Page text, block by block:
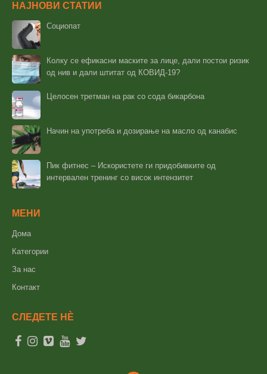
НАЈНОВИ СТАТИИ
Социопат
Колку се ефикасни маските за лице, дали постои ризик
од нив и дали штитат од КОВИД-19?
Целосен третман на рак со сода бикарбона
Начин на употреба и дозирање на масло од канабис
Пик фитнес – Искористете ги придобивките од
интервален тренинг со висок интензитет
МЕНИ
Дома
Категории
За нас
Контакт
СЛЕДЕТЕ НÈ